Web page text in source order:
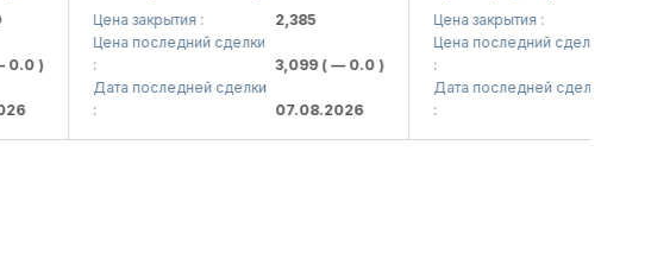
Цена закрытия :
Цена последний сделки
3,099( — 0.0 )
Дата последней сделки
07.08.2026
Цена закрытия :
Цена последний сделки
Дата последней сделки